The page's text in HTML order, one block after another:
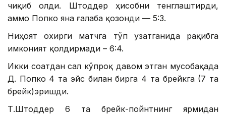
чиқиб олди. Штоддер ҳисобни тенглаштирди,
аммо Попко яна ғалаба қозонди — 5:3.
Ниҳоят охирги матчга тўп узатганида рақибга
имконият қолдирмади – 6:4.
Икки соатдан сал кўпроқ давом этган мусобақада
Д. Попко 4 та эйс билан бирга 4 та брейкга (7 та
брейк)эришди.
Т.Штоддер 6 та брейк-пойнтнинг ярмидан